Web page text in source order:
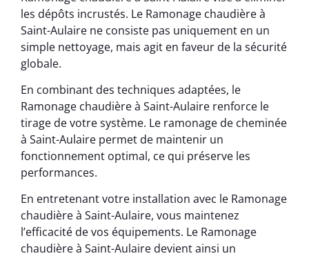
les dépôts incrustés. Le Ramonage chaudière à
Saint-Aulaire ne consiste pas uniquement en un
simple nettoyage, mais agit en faveur de la sécurité
globale.
En combinant des techniques adaptées, le
Ramonage chaudière à Saint-Aulaire renforce le
tirage de votre système. Le ramonage de cheminée
à Saint-Aulaire permet de maintenir un
fonctionnement optimal, ce qui préserve les
performances.
En entretenant votre installation avec le Ramonage
chaudière à Saint-Aulaire, vous maintenez
l’efficacité de vos équipements. Le Ramonage
chaudière à Saint-Aulaire devient ainsi un